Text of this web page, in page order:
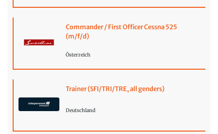
Commander / First Officer Cessna 525
(m/f/d)
Österreich
Trainer (SFI/TRI/TRE, all genders)
Deutschland